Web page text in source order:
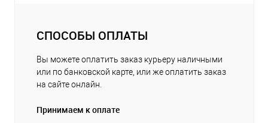
СПОСОБЫ ОПЛАТЫ
Вы можете оплатить заказ курьеру наличными
или по банковской карте, или же оплатить заказ
на сайте онлайн.
Принимаем к оплате